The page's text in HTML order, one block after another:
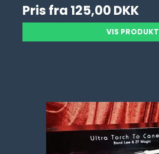
Pris fra 125,00 DKK
VIS PRODUKT